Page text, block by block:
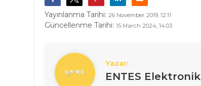
Yayınlanma Tarihi: 26 November 2019, 12:11
Güncellenme Tarihi: 15 March 2024, 14:03
Yazar:
ENTES Elektronik